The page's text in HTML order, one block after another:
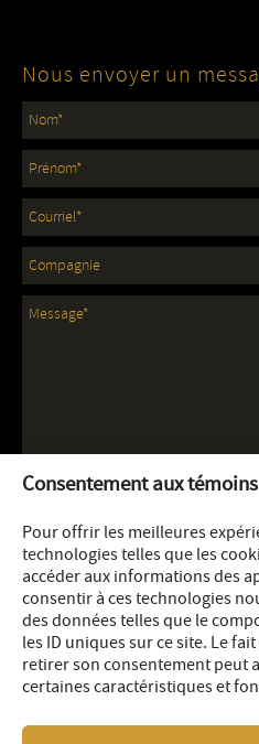
Consentement aux
Pour offrir les meilleures
technologies telles que les
accéder aux informations des
consentir à ces technologies
des données telles que le
les ID uniques sur ce site. Le
retirer son consentement peut
certaines caractéristiques et
Nous envoyer un